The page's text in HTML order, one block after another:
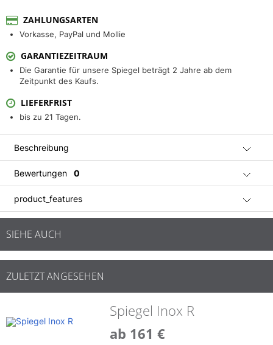
ZAHLUNGSARTEN
Vorkasse, PayPal und Mollie
GARANTIEZEITRAUM
Die Garantie für unsere Spiegel beträgt 2 Jahre ab dem
Zeitpunkt des Kaufs.
LIEFERFRIST
bis zu 21 Tagen.
Beschreibung
Bewertungen 0
product_features
SIEHE AUCH
ZULETZT ANGESEHEN
Spiegel Inox R
ab 161 €